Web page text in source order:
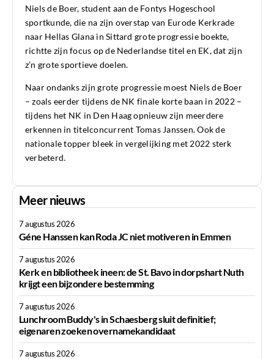
Niels de Boer, student aan de Fontys Hogeschool
sportkunde, die na zijn overstap van Eurode Kerkrade
naar Hellas Glana in Sittard grote progressie boekte,
richtte zijn focus op de Nederlandse titel en EK, dat zijn
z’n grote sportieve doelen.
Naar ondanks zijn grote progressie moest Niels de Boer
– zoals eerder tijdens de NK finale korte baan in 2022 –
tijdens het NK in Den Haag opnieuw zijn meerdere
erkennen in titelconcurrent Tomas Janssen. Ook de
nationale topper bleek in vergelijking met 2022 sterk
verbeterd.
Meer nieuws
7 augustus 2026
Géne Hanssen kan Roda JC niet motiveren in Emmen
7 augustus 2026
Kerk en bibliotheek ineen: de St. Bavo in dorpshart Nuth
krijgt een bijzondere bestemming
7 augustus 2026
Lunchroom Buddy's in Schaesberg sluit definitief;
eigenaren zoeken overnamekandidaat
7 augustus 2026